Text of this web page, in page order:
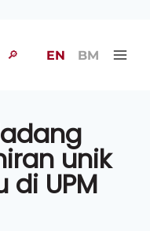
🔎 EN BM
unik
UPM